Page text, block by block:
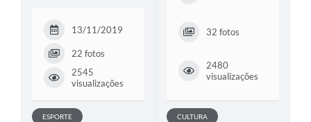
13/11/2019
22 fotos
2545
visualizações
ESPORTE
32 fotos
2480
visualizações
CULTURA